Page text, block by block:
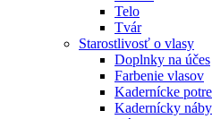
Telo
Tvár
Starostlivosť o vlasy
Doplnky na účes
Farbenie vlasov
Kadernícke
Kadernícky